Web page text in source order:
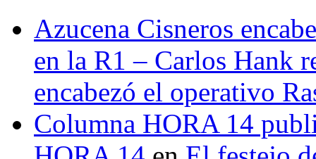
Azucena Cisneros
en la R1 – Carlos Hank
encabezó el operativo
Columna HORA 14